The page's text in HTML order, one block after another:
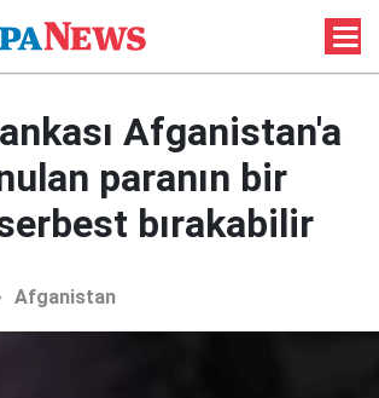
Afganistan'a
paranın bir
serbest bırakabilir
Afganistan